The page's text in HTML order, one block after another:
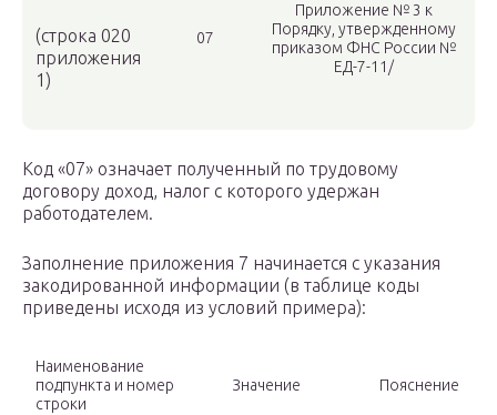
(строка 020
приложения
1)
07
Приложение № 3 к
Порядку, утвержденному
приказом ФНС России №
ЕД-7-11/
Код «07» означает полученный по трудовому
договору доход, налог с которого удержан
работодателем.
Заполнение приложения 7 начинается с указания
закодированной информации (в таблице коды
приведены исходя из условий примера):
Наименование
подпункта и номер
строки
Значение Пояснение